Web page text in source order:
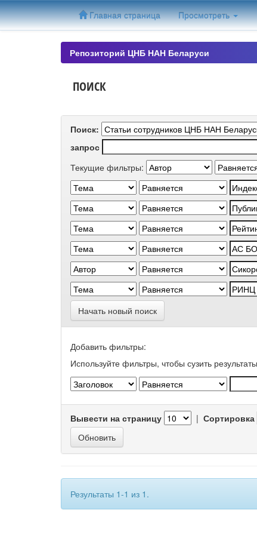
Skip
navigation
Главная страница Просмотреть
Репозиторий ЦНБ НАН Беларуси
ПОИСК
Поиск:
запрос
Текущие фильтры:
Начать новый поиск
Добавить фильтры:
Используйте фильтры, чтобы сузить
Вывести на страницу | Сортировка
Результаты 1-1 из 1.